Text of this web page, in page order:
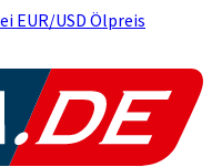
EUR/USD Ölpreis